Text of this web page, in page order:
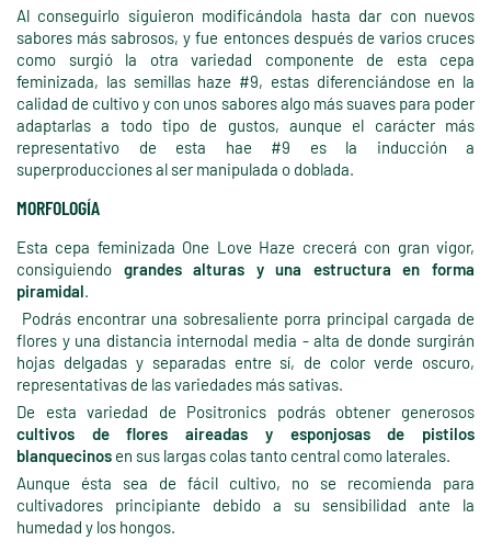
Al conseguirlo siguieron modificándola hasta dar con nuevos
sabores más sabrosos, y fue entonces después de varios cruces
como surgió la otra variedad componente de esta cepa
feminizada, las semillas haze #9, estas diferenciándose en la
calidad de cultivo y con unos sabores algo más suaves para poder
adaptarlas a todo tipo de gustos, aunque el carácter más
representativo de esta hae #9 es la inducción a
superproducciones al ser manipulada o doblada.
MORFOLOGÍA
Esta cepa feminizada One Love Haze crecerá con gran vigor,
consiguiendo grandes alturas y una estructura en forma
piramidal.
Podrás encontrar una sobresaliente porra principal cargada de
flores y una distancia internodal media - alta de donde surgirán
hojas delgadas y separadas entre sí, de color verde oscuro,
representativas de las variedades más sativas.
De esta variedad de Positronics podrás obtener generosos
cultivos de flores aireadas y esponjosas de pistilos
blanquecinos en sus largas colas tanto central como laterales.
Aunque ésta sea de fácil cultivo, no se recomienda para
cultivadores principiante debido a su sensibilidad ante la
humedad y los hongos.